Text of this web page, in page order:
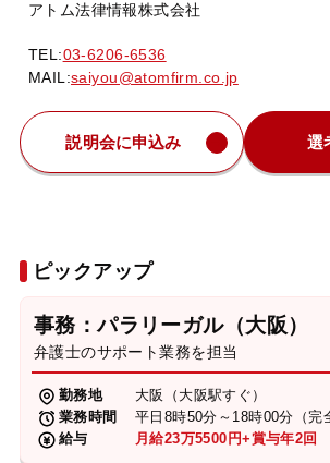
アトム法律情報株式会社
TEL:03-6206-6536
MAIL:saiyou@atomfirm.co.jp
説明会に申込み 選
ピックアップ
事務：パラリーガル（大阪）
弁護士のサポート業務を担当
勤務地
大阪（大阪駅すぐ）
業務時間
平日8時50分～18時00分（完
給与
月給23万5500円+賞与年2回